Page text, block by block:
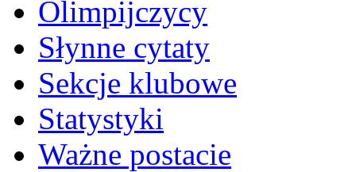
Olimpijczycy
Słynne cytaty
Sekcje klubowe
Statystyki
Ważne postacie